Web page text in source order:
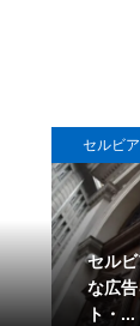
セルビア
セル
な広
ト・...